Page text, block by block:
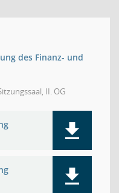
des Finanz- und
II. OG